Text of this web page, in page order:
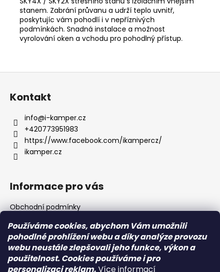
Používáme cookies, abychom Vám umožnili
pohodlné prohlížení webu a díky analýze provozu
webu neustále zlepšovali jeho funkce, výkon a
použitelnost. Cookies používáme i pro
personalizaci reklam.Více informací
stanem. Zabrání průvanu a udrží teplo uvnitř,
poskytujíc vám pohodlí i v nepříznivých
podmínkách. Snadná instalace a možnost
vyrolování oken a vchodu pro pohodlný přístup.
Z
Kontakt
info@i-kamper.cz
+420773951983
https://www.facebook.com/ikampercz/
ikamper.cz
Informace pro vás
Obchodní podmínky
Přijímáme online platby